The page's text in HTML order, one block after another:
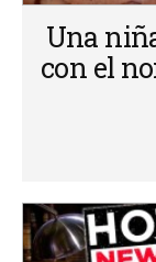
Una
con el